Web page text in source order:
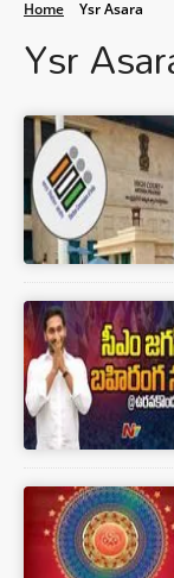
Home Ysr Asara
Ysr